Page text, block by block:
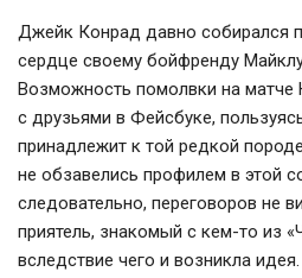
Джейк Конрад давно собирался
сердце своему бойфренду
Возможность помолвки на
с друзьями в Фейсбуке,
принадлежит к той редкой
не обзавелись профилем в этой
следовательно, переговоров не
приятель, знакомый с кем-то из
вследствие чего и возникла идея.